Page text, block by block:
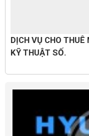
DỊCH VỤ CHO
KỸ THUẬT SỐ.